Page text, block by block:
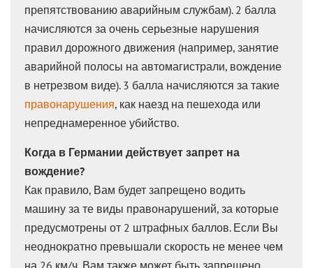
препятствованию аварийным службам). 2 балла
начисляются за очень серьезные нарушения
правил дорожного движения (например, занятие
аварийной полосы на автомагистрали, вождение
в нетрезвом виде). 3 балла начисляются за такие
правонарушения, как наезд на пешехода или
непреднамеренное убийство.
Когда в Германии действует запрет на
вождение?
Как правило, Вам будет запрещено водить
машину за те виды правонарушений, за которые
предусмотрены от 2 штрафных баллов. Если Вы
неоднократно превышали скорость не менее чем
на 26 км/ч, Вам также может быть запрещено